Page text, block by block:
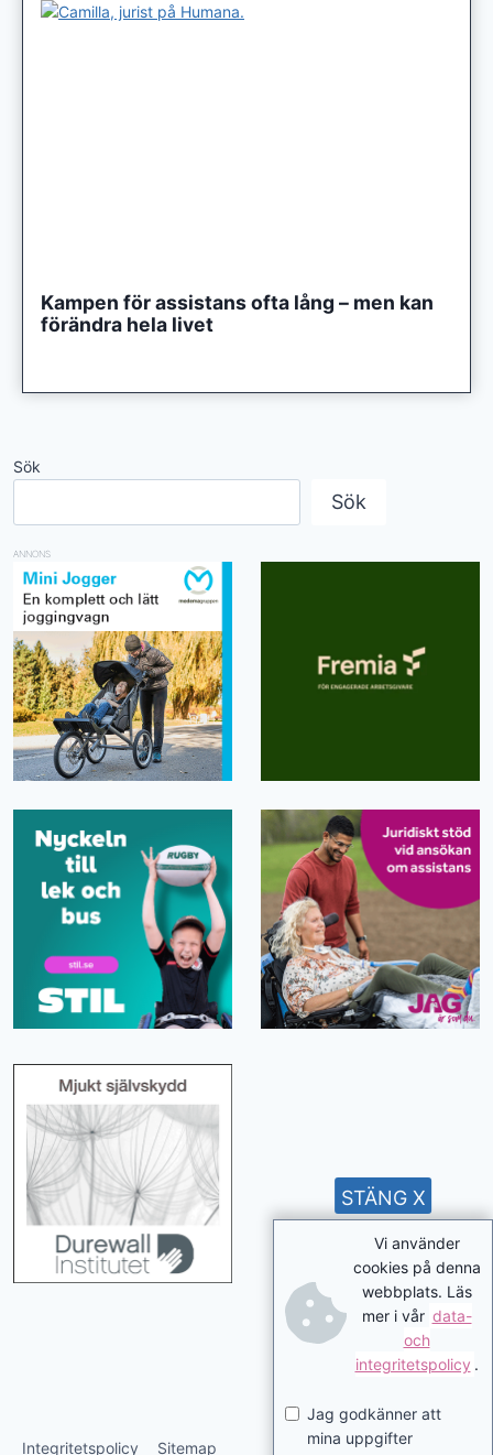
Kampen för assistans ofta lång – men kan
förändra hela livet
Sök
Sök
ANNONS
Integritetspolicy Sitemap
Vi använder
cookies på denna
webbplats. Läs
mer i vår data-
och
integritetspolicy .
Jag godkänner att
mina uppgifter
STÄNG X